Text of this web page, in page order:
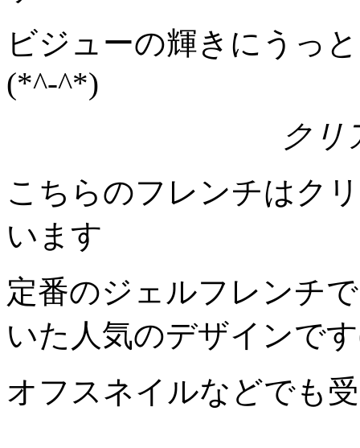
ビジューの輝きにうっ
(*^-^*)
クリ
こちらのフレンチはク
います
定番のジェルフレンチ
いた人気のデザインで
オフスネイルなどでも